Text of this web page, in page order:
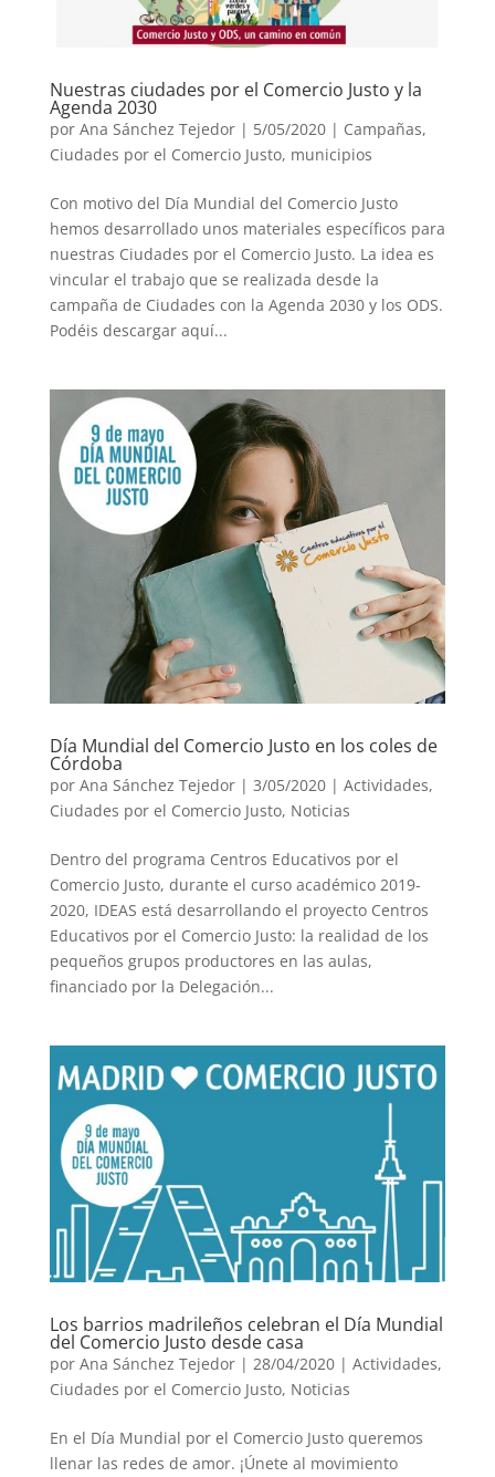
Nuestras ciudades por el Comercio Justo y la
Agenda 2030
por Ana Sánchez Tejedor| 5/05/2020 | Campañas,
Ciudades por el Comercio Justo, municipios
Con motivo del Día Mundial del Comercio Justo
hemos desarrollado unos materiales específicos para
nuestras Ciudades por el Comercio Justo. La idea es
vincular el trabajo que se realizada desde la
campaña de Ciudades con la Agenda 2030 y los ODS.
Podéis descargar aquí...
Día Mundial del Comercio Justo en los coles de
Córdoba
por Ana Sánchez Tejedor| 3/05/2020 | Actividades,
Ciudades por el Comercio Justo, Noticias
Dentro del programa Centros Educativos por el
Comercio Justo, durante el curso académico 2019-
2020, IDEAS está desarrollando el proyecto Centros
Educativos por el Comercio Justo: la realidad de los
pequeños grupos productores en las aulas,
financiado por la Delegación...
Los barrios madrileños celebran el Día Mundial
del Comercio Justo desde casa
por Ana Sánchez Tejedor| 28/04/2020 | Actividades,
Ciudades por el Comercio Justo, Noticias
En el Día Mundial por el Comercio Justo queremos
llenar las redes de amor. ¡Únete al movimiento